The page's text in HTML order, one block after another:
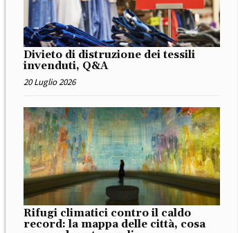
Divieto di distruzione dei tessili
invenduti, Q&A
20 Luglio 2026
Rifugi climatici contro il caldo
record: la mappa delle città, cosa